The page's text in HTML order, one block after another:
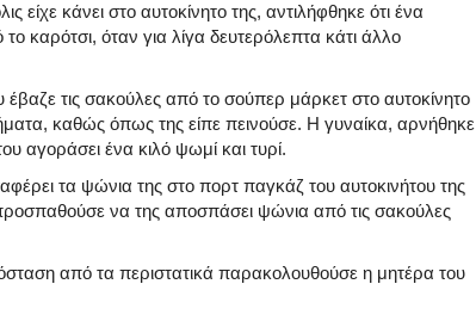
κάνει στο αυτοκίνητο της, αντιλήφθηκε ότι ένα
καρότσι, όταν για λίγα δευτερόλεπτα κάτι άλλο
τις σακούλες από το σούπερ μάρκετ στο αυτοκίνητο
καθώς όπως της είπε πεινούσε. Η γυναίκα, αρνήθηκε
αγοράσει ένα κιλό ψωμί και τυρί.
τα ψώνια της στο πορτ παγκάζ του αυτοκινήτου της
προσπαθούσε να της αποσπάσει ψώνια από τις σακούλες
από τα περιστατικά παρακολουθούσε η μητέρα του